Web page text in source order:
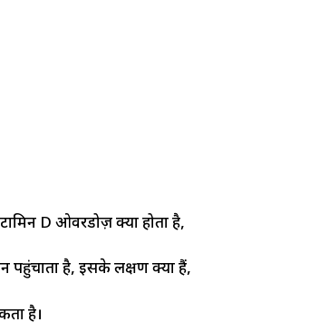
D ओवरडोज़ क्या होता है,
है, इसके लक्षण क्या हैं,
है।